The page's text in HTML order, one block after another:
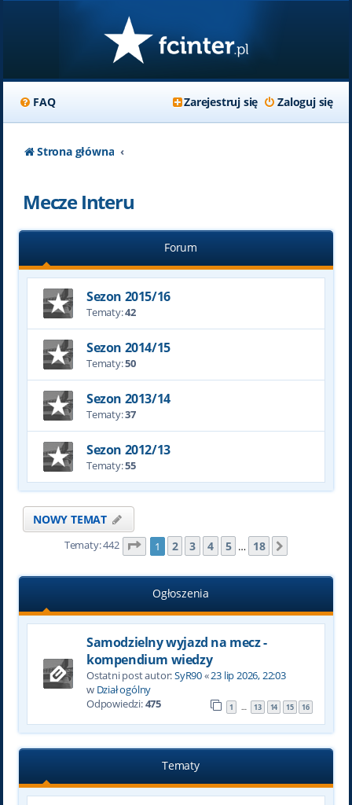
FAQ Zaloguj się
Zarejestruj się
Strona główna
Mecze Interu
Forum
Sezon 2015/16
Tematy:42
Sezon 2014/15
Tematy:50
Sezon 2013/14
Tematy:37
Sezon 2012/13
Tematy:55
NOWY TEMAT
Tematy: 442 Strona z 18
1 2 3 4 5 … 18
Ogłoszenia
Samodzielny wyjazd na mecz -
kompendium wiedzy
Ostatni post autor:SyR90«23 lip 2026, 22:03
w Dział ogólny
Odpowiedzi:475 1 … 13 14 15 16
Tematy